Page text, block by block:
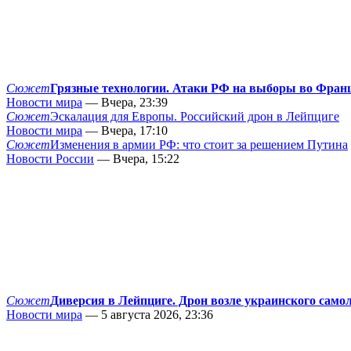
СюжетГрязные технологии. Атаки РФ на выборы во
Новости мира — Вчера, 23:39
СюжетЭскалация для Европы. Российский дрон в Лейпциге
Новости мира — Вчера, 17:10
СюжетИзменения в армии РФ: что стоит за решением Путина
Новости России — Вчера, 15:22
СюжетДиверсия в Лейпциге. Дрон возле украинского
Новости мира — 5 августа 2026, 23:36